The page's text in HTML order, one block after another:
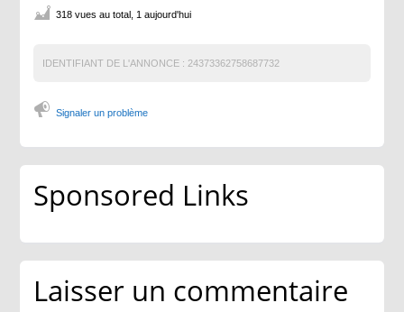
318 vues au total, 1 aujourd'hui
IDENTIFIANT DE L'ANNONCE : 24373362758687732
Signaler un problème
Sponsored Links
Laisser un commentaire